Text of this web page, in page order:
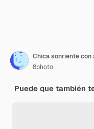
8photo
Puede que también